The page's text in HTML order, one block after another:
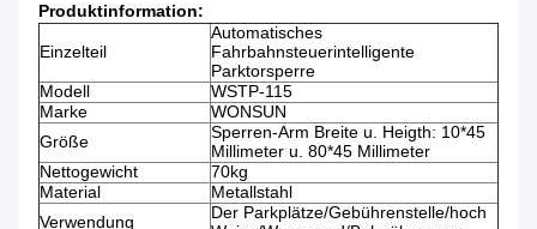
Produktinformation:
Einzelteil
Automatisches
Fahrbahnsteuerintelligente
Parktorsperre
Modell
WSTP-115
Marke
WONSUN
Größe
Sperren-Arm Breite u. Heigth: 10*45
Millimeter u. 80*45 Millimeter
Nettogewicht
70kg
Material
Metallstahl
Verwendung
Der Parkplätze/Gebührenstelle/hoch